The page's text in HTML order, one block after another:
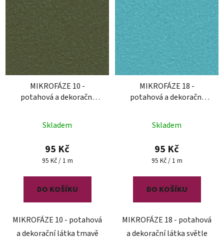
MIKROFÁZE 10 -
potahová a dekorační
hodnocení
produktu
je
z
Skladem
95 Kč
Měrná
95 Kč / 1 m
DO KOŠÍKU
MIKROFÁZE 10 - potahová
a dekorační látka tmavě
MIKROFÁZE 18 -
potahová a dekorační
Skladem
95 Kč
Měrná
95 Kč / 1 m
DO KOŠÍKU
MIKROFÁZE 18 - potahová
a dekorační látka světle